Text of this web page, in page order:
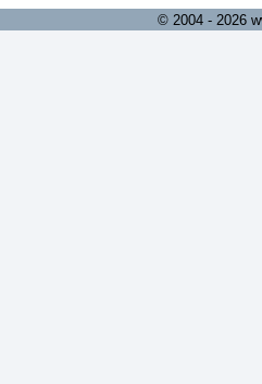
© 2004 - 2026